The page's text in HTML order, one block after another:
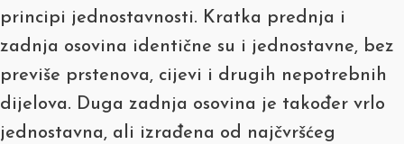
principi jednostavnosti. Kratka prednja i
zadnja osovina identične su i jednostavne, bez
previše prstenova, cijevi i drugih nepotrebnih
dijelova. Duga zadnja osovina je također vrlo
jednostavna, ali izrađena od najčvršćeg